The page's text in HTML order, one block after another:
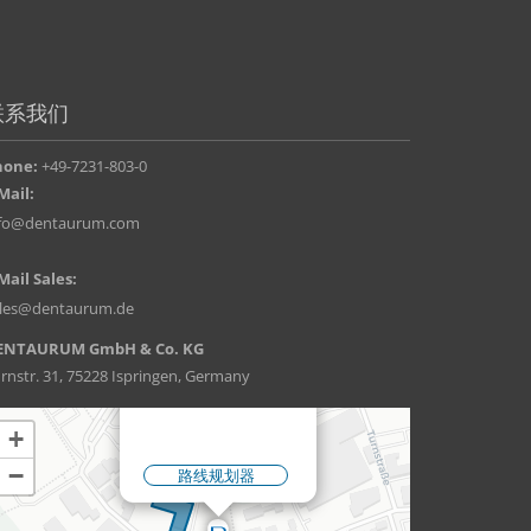
系我们
+49-7231-803-0
Sales:
GmbH & Co. KG
31, 75228 Ispringen, Germany